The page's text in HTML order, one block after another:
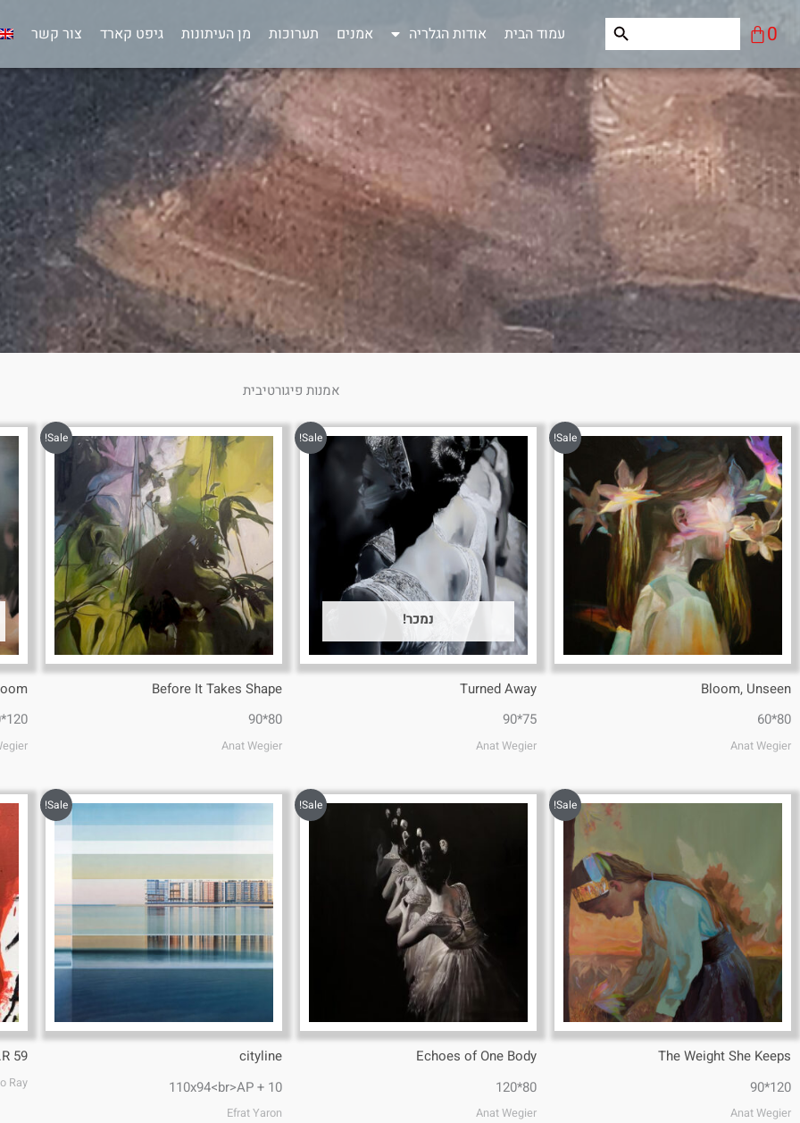
לתוכן0
עגלת
קניות
Search
Search Button
עמוד הבית אודות הגלריה אמנים תערוכות מן העיתונות גיפט קארד צור קשר
אמנות פיגורטיבית
Sale!
Bloom, Unseen
80*60
Anat Wegier
Sale!
נמכר!
Turned Away
75*90
Anat Wegier
Sale!
Before It Takes Shape
80*90
Anat Wegier
120*90
Sale!
The Weight She Keeps
120*90
Anat Wegier
Sale!
Echoes of One Body
80*120
Anat Wegier
Sale!
cityline
110x94<br>AP + 10
Efrat Yaron
59
Ray